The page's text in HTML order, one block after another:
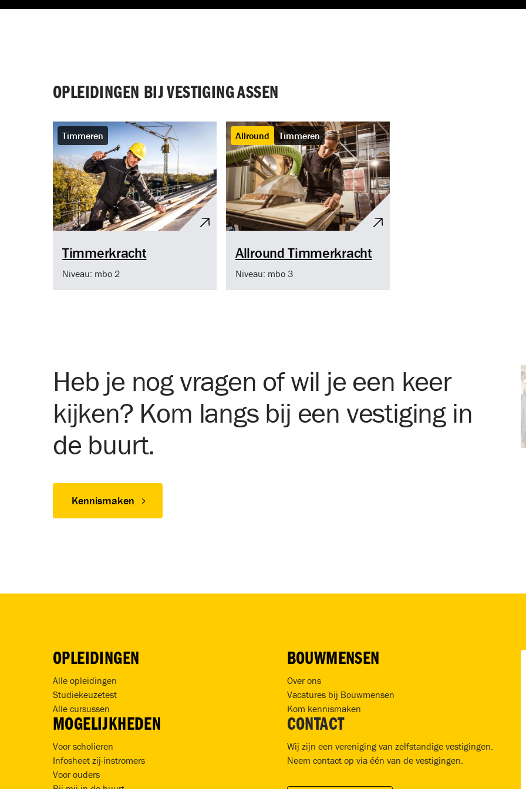
OPLEIDINGEN BIJ VESTIGING ASSEN
Timmeren
Timmerkracht
Niveau: mbo 2
Allround Timmeren
Allround Timmerkracht
Niveau: mbo 3
Heb je nog vragen of wil je een keer
kijken? Kom langs bij een vestiging in
de buurt.
Kennismaken
OPLEIDINGEN
Alle opleidingen
Studiekeuzetest
Alle cursussen
MOGELIJKHEDEN
Voor scholieren
Infosheet zij-instromers
Voor ouders
BOUWMENSEN
Over ons
Vacatures bij Bouwmensen
Kom kennismaken
CONTACT
Wij zijn een vereniging van zelfstandige vestigingen.
Neem contact op via één van de vestigingen.